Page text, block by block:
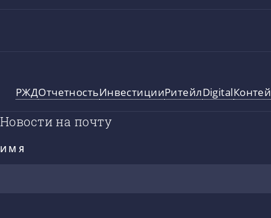
РЖДОтчетностьИнвестицииРитейлDigital
Новости на почту
ИМЯ